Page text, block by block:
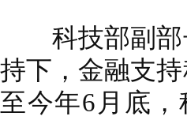
科技部副部
持下，金融支
至今年6月底，